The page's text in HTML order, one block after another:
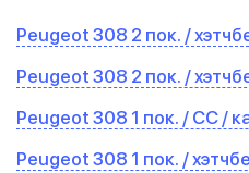
Peugeot 308 2 пок. /
Peugeot 308 2 пок. /
Peugeot 308 1 пок. / CC /
Peugeot 308 1 пок. /